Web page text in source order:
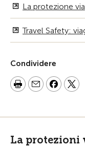
La protezione
Travel Safety:
Condividere
La protezioni